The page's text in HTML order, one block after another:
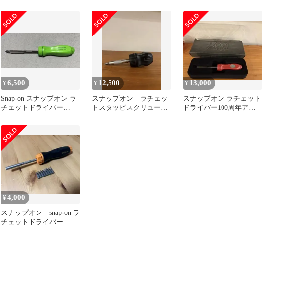
¥6,500
Snap-on スナップオン ラ
チェットドライバー
¥ 12,500
スナップオン ラチェッ
トスタッビスクリュード
¥ 13,000
スナップオン ラチェット
ドライバー100周年アニ
¥4,000
スナップオン snap-on ラ
チェットドライバー オ